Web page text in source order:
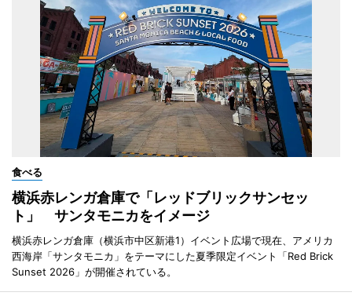
食べる
横浜赤レンガ倉庫で「レッドブリックサンセッ
ト」 サンタモニカをイメージ
横浜赤レンガ倉庫（横浜市中区新港1）イベント広場で現在、アメリカ
西海岸「サンタモニカ」をテーマにした夏季限定イベント「Red Brick
Sunset 2026」が開催されている。